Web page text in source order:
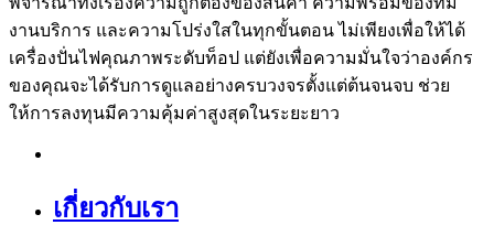
งานบริการ และความโปร่งใสในทุกขั้นตอน ไม่เพียงเพื่อให้ได้
เครื่องปั่นไฟคุณภาพระดับท็อป แต่ยังเพื่อความมั่นใจว่าองค์กร
ของคุณจะได้รับการดูแลอย่างครบวงจรตั้งแต่ต้นจนจบ ช่วย
ให้การลงทุนมีความคุ้มค่าสูงสุดในระยะยาว
เกี่ยวกับเรา